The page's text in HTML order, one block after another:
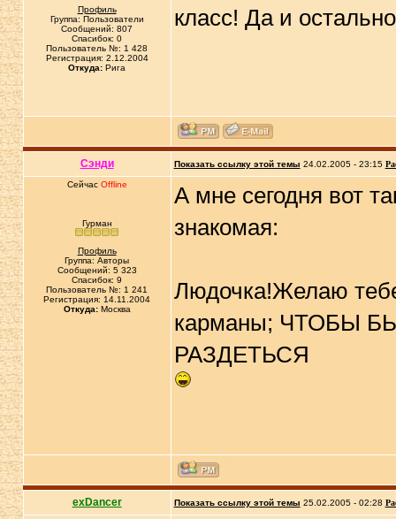
Профиль
Группа: Пользователи
Сообщений: 807
Спасибок: 0
Пользователь №: 1 428
Регистрация: 2.12.2004
Откуда: Рига
класс! Да и
Сэнди Показать ссылку этой темы 24.02.2005 - 23:15
Сейчас Offline
Гурман
Профиль
Группа: Авторы
Сообщений: 5 323
Спасибок: 9
Пользователь №: 1 241
Регистрация: 14.11.2004
Откуда:Москва
А мне сегодня вот
знакомая:
Людочка!Желаю
карманы; ЧТОБЫ
РАЗДЕТЬСЯ
exDancer Показать ссылку этой темы 25.02.2005 - 02:28